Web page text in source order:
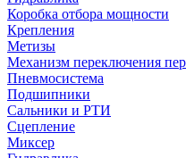
Коробка отбора мощности
Крепления
Метизы
Механизм переключения
Пневмосистема
Подшипники
Сальники и РТИ
Сцепление
Миксер